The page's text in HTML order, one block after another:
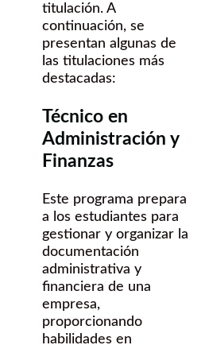
titulación. A
continuación, se
presentan algunas de
las titulaciones más
destacadas:
Técnico en
Administración y
Finanzas
Este programa prepara
a los estudiantes para
gestionar y organizar la
documentación
administrativa y
financiera de una
empresa,
proporcionando
habilidades en